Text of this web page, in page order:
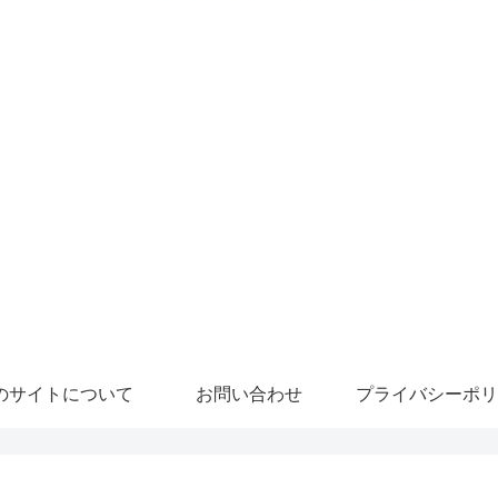
サイトについて お問い合わせ プライバシーポ